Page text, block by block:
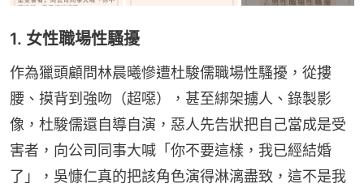
1. 女性職場性騷擾
作為獵頭顧問林晨曦慘遭杜駿儒職場性騷擾，從摟
腰、摸背到強吻（超噁），甚至綁架擄人、錄製影
像，杜駿儒還自導自演，惡人先告狀把自己當成是受
害者，向公司同事大喊「你不要這樣，我已經結婚
了」，吳慷仁真的把該角色演得淋漓盡致，這不是我